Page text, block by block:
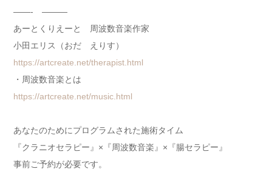
——- ———
あーとくりえーと 周波数音楽作家
小田エリス（おだ えりす）
https://artcreate.net/therapist.html
・周波数音楽とは
https://artcreate.net/music.html
あなたのためにプログラムされた施術タイム
『クラニオセラピー』×『周波数音楽』×『腸セラピー』
事前ご予約が必要です。